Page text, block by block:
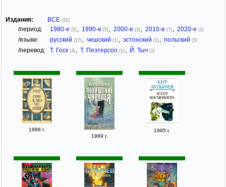
Издания: ВСЕ (22)
/период: 1980-е (5) , 1990-е (5) , 2000-е (3) , 2010-е (7) , 2020-е (2)
/языки: русский (17) , чешский (1) , эстонский (1) , польский (3)
/перевод: Т. Госк (3) , Т. Пеэтерсоо (1) , Й. Тыч (1)
1986 г.
1989 г.
1995 г.